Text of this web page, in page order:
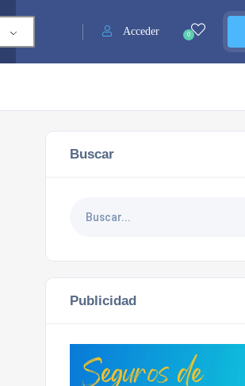
0
Acceder
Buscar
Publicidad